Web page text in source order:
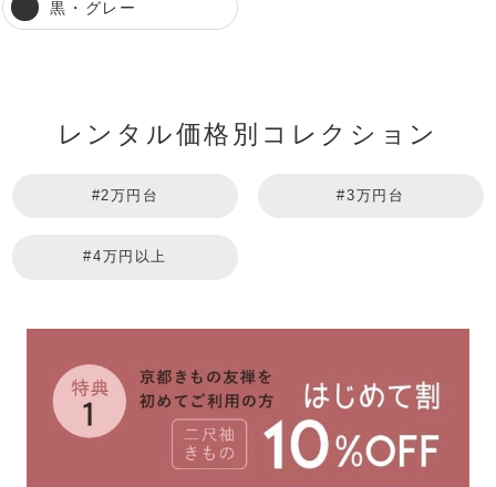
黒・グレー
レンタル価格別コレクション
#2万円台 #3万円台
#4万円以上